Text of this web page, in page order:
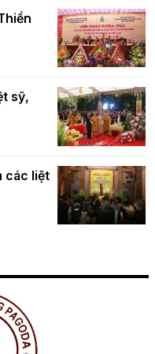
sỹ,
các liệt